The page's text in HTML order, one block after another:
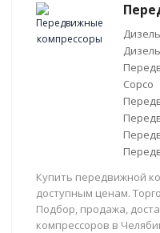
Copco
Купить передвижной
доступным ценам.
Подбор, продажа,
компрессоров в